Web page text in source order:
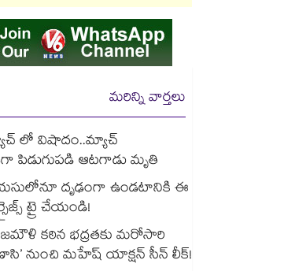
మరిన్ని వార్తలు
లో విషాదం..మ్యాచ్
పిడుగుపడి ఆటగాడు మృతి
దృఢంగా ఉండటానికి ఈ
ట్రై చేయండి!
కఠిన భద్రతకు మరోసారి
నుంచి మహేష్ యాక్షన్ సీన్ లీక్!